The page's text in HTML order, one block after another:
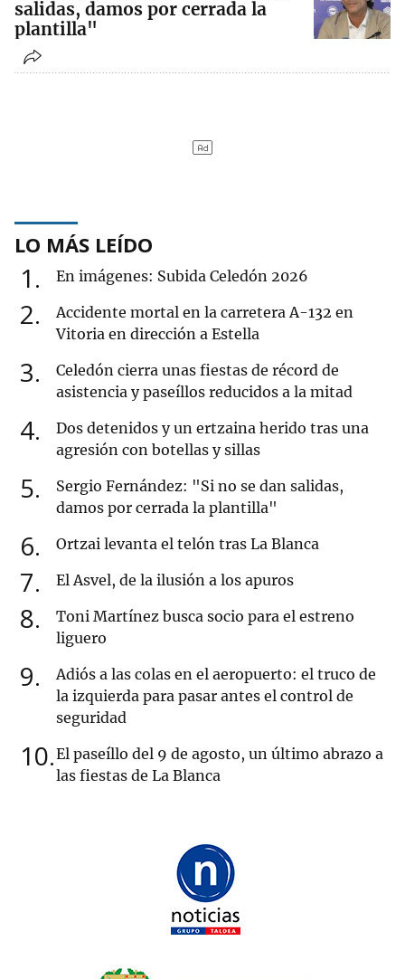
salidas, damos por cerrada la
plantilla"
LO MÁS LEÍDO
1 En imágenes: Subida Celedón 2026
2
Accidente mortal en la carretera A-132 en
Vitoria en dirección a Estella
3
Celedón cierra unas fiestas de récord de
asistencia y paseíllos reducidos a la mitad
4
Dos detenidos y un ertzaina herido tras una
agresión con botellas y sillas
5
Sergio Fernández: "Si no se dan salidas,
damos por cerrada la plantilla"
6 Ortzai levanta el telón tras La Blanca
7 El Asvel, de la ilusión a los apuros
8
Toni Martínez busca socio para el estreno
liguero
9
Adiós a las colas en el aeropuerto: el truco de
la izquierda para pasar antes el control de
seguridad
10 El paseíllo del 9 de agosto, un último abrazo a
las fiestas de La Blanca